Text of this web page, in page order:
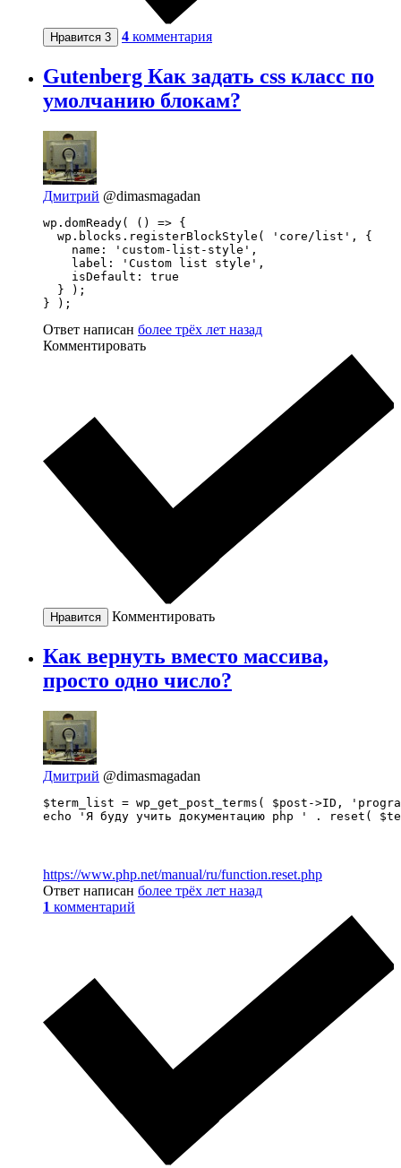
Нравится 3 4 комментария
Gutenberg Как задать css класс по
умолчанию блокам?
Дмитрий @dimasmagadan
wp.domReady( () => {
  wp.blocks.registerBlockStyle( 'core/list', {
    name: 'custom-list-style',
    label: 'Custom list style',
    isDefault: true
  } );
} );
Ответ написан более трёх лет назад
Комментировать
Нравится Комментировать
Как вернуть вместо массива,
просто одно число?
Дмитрий @dimasmagadan
$term_list = wp_get_post_terms( $post->ID,
echo 'Я буду учить документацию php ' . reset(
https://www.php.net/manual/ru/function.reset.php
Ответ написан более трёх лет назад
1 комментарий